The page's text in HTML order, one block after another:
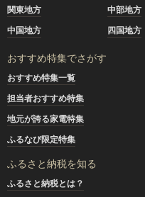
関東地方
中部地方
中国地方
四国地方
おすすめ特集でさがす
おすすめ特集一覧
担当者おすすめ特集
地元が誇る家電特集
ふるなび限定特集
ふるさと納税を知る
ふるさと納税とは？